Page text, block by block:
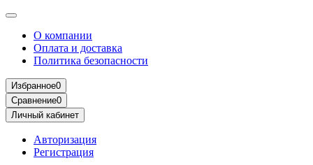
О компании
Оплата и доставка
Политика безопасности
Избранное0
Сравнение0
Личный кабинет
Авторизация
Регистрация